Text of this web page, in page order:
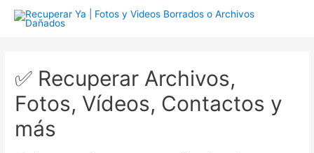
✅ Recuperar Archivos,
Fotos, Vídeos, Contactos y
más